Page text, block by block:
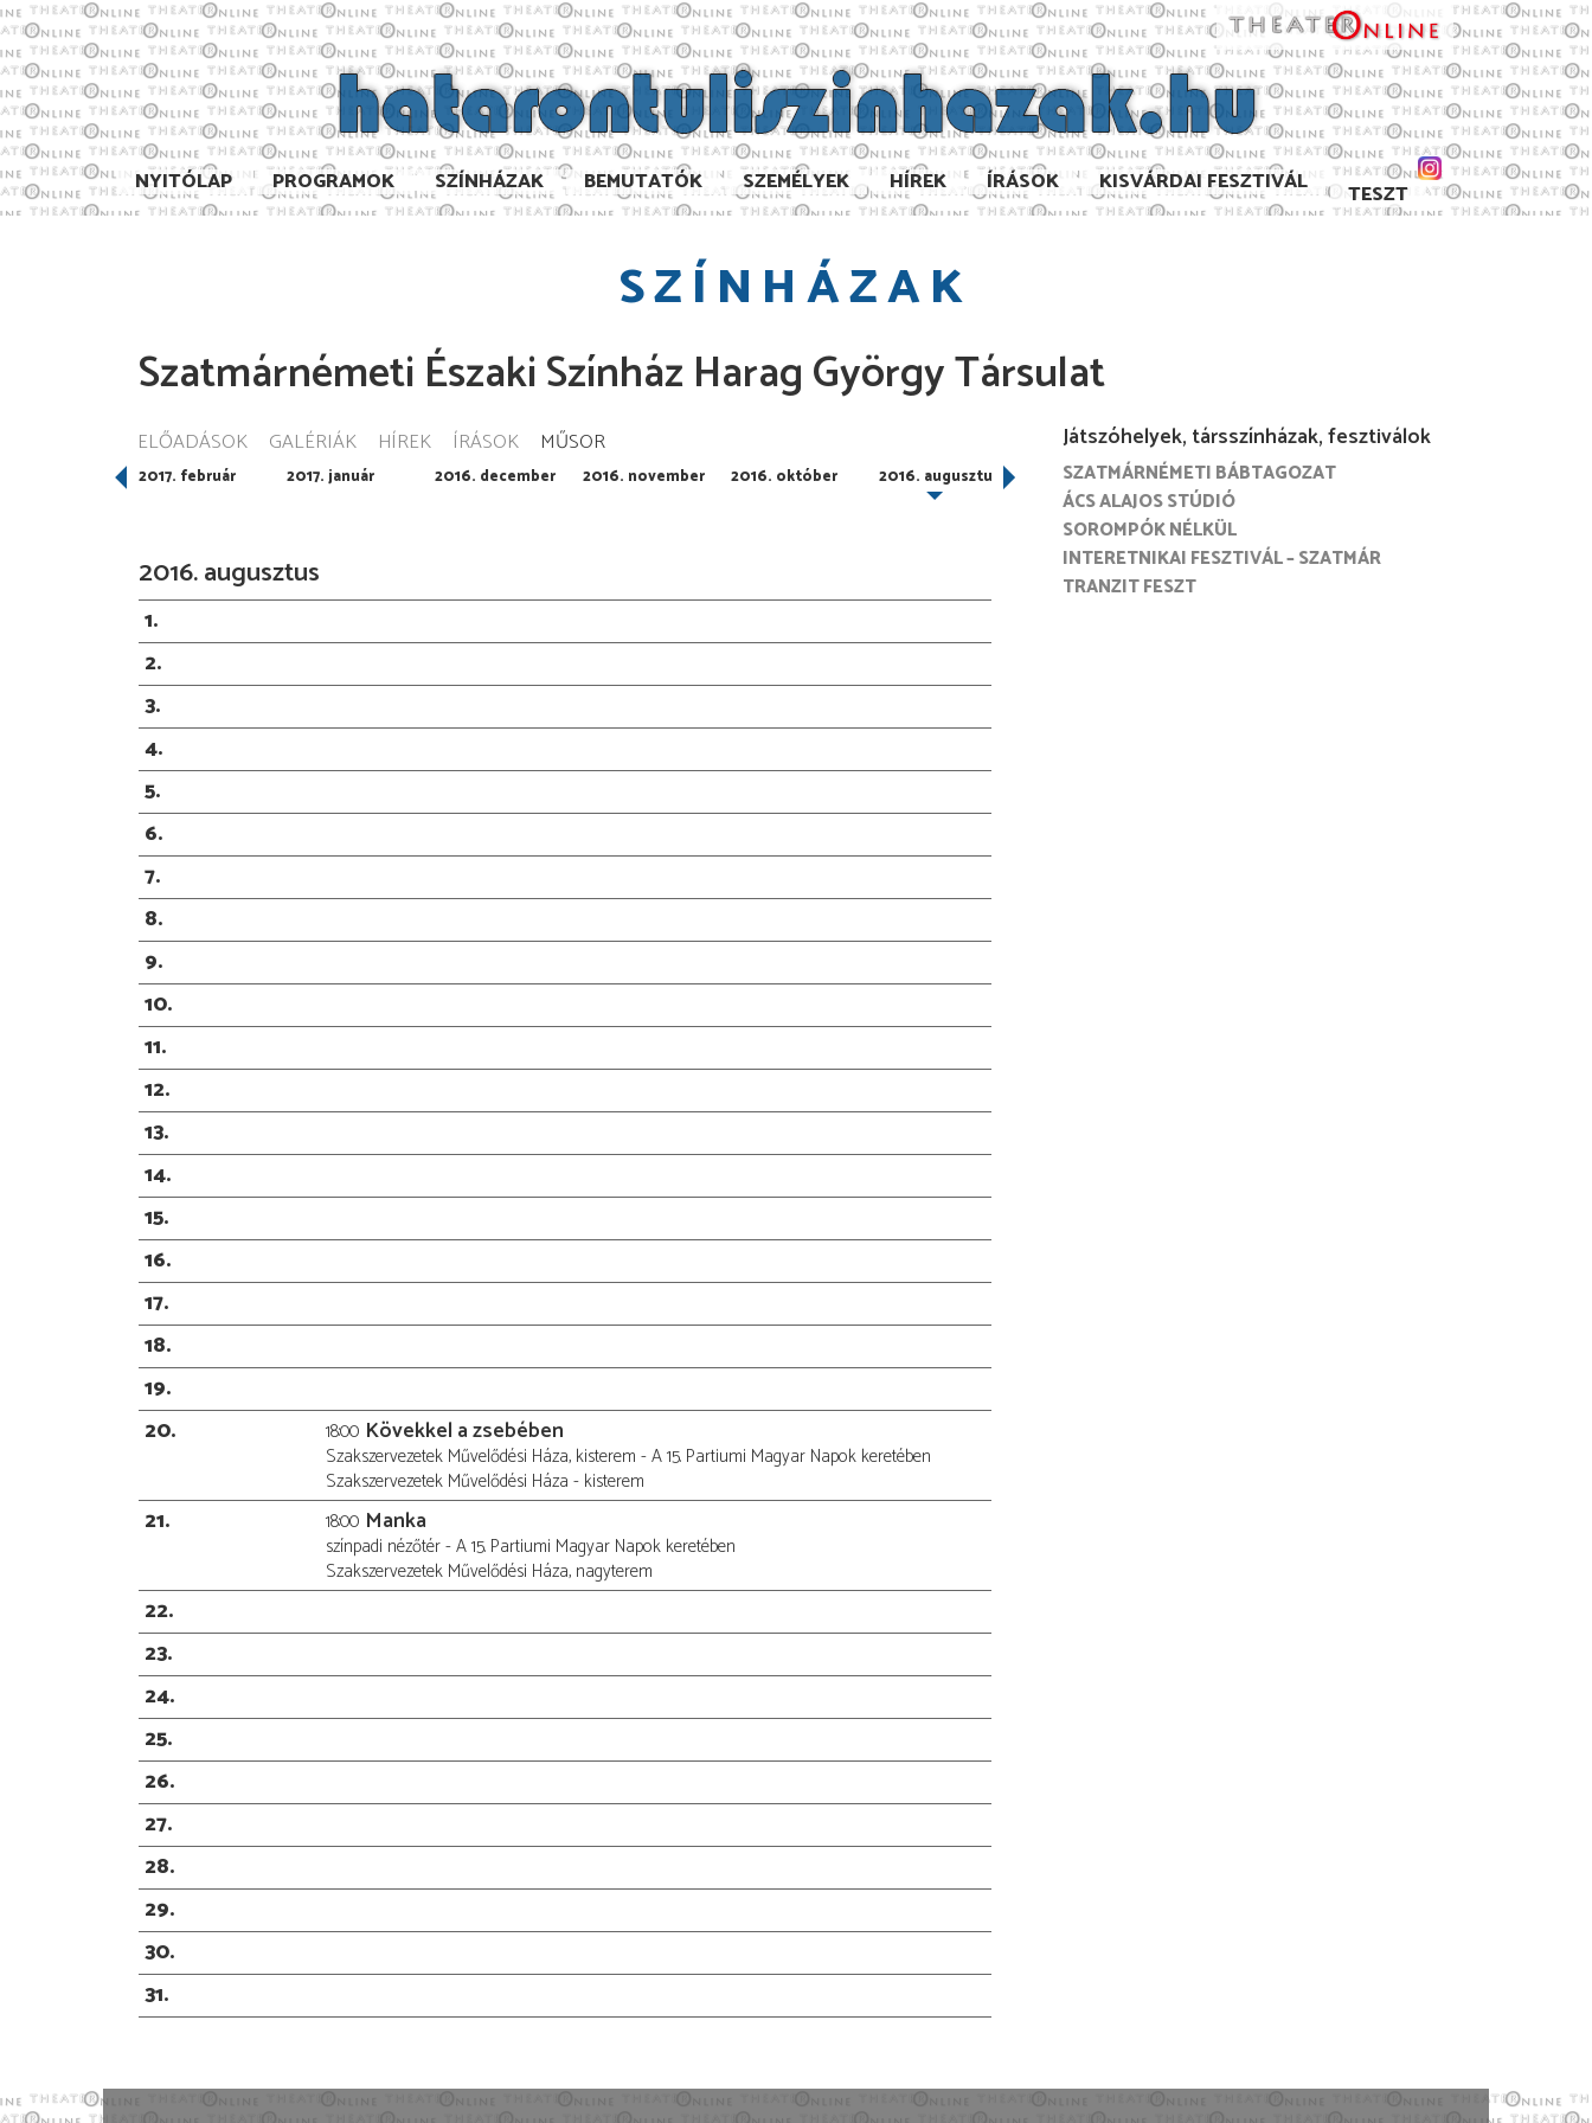
NYITÓLAP PROGRAMOK SZÍNHÁZAK BEMUTATÓK SZEMÉLYEK HÍREK ÍRÁSOK KISVÁRDAI FESZTIVÁL TESZT
SZÍNHÁZAK
Szatmárnémeti Északi Színház Harag György Társulat
ELŐADÁSOK GALÉRIÁK HÍREK ÍRÁSOK MŰSOR
2017. február 2017. január 2016. december 2016. november 2016. október 2016. augusztus 2016. június 2016. május 2016. április
2016. augusztus
1
2
3
4
5
6
7
8
9
10
11
12
13
14
15
16
17
18
19
20
18:00 Kövekkel a zsebében
Szakszervezetek Művelődési Háza, kisterem - A 15. Partiumi Magyar Napok keretében
Szakszervezetek Művelődési Háza - kisterem
21 18:00 Manka
színpadi nézőtér - A 15. Partiumi Magyar Napok keretében
Szakszervezetek Művelődési Háza, nagyterem
22
23
24
25
26
27
28
29
30
31
Játszóhelyek, társszínházak, fesztiválok
SZATMÁRNÉMETI BÁBTAGOZAT
ÁCS ALAJOS STÚDIÓ
SOROMPÓK NÉLKÜL
INTERETNIKAI FESZTIVÁL – SZATMÁR
TRANZIT FESZT